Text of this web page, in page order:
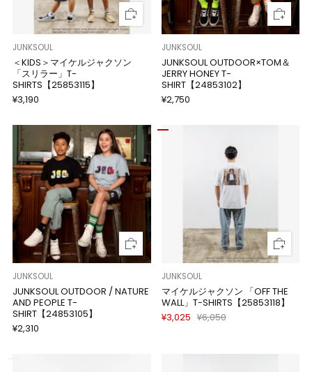
JUNKSOUL
＜KIDS＞マイケルジャクソン
「スリラー」T-
SHIRTS【25853115】
¥3,190
JUNKSOUL
JUNKSOUL OUTDOOR×TOM＆
JERRY HONEY T-
SHIRT【24853102】
¥2,750
JUNKSOUL
JUNKSOUL OUTDOOR / NATURE
AND PEOPLE T-
SHIRT【24853105】
¥2,310
JUNKSOUL
マイケルジャクソン 「OFF THE
WALL」T-SHIRTS【25853118】
¥3,025 ¥6,050